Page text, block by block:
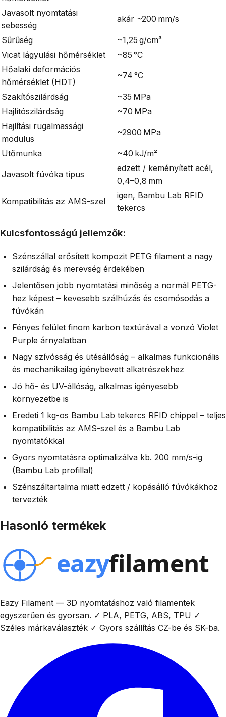
Javasolt nyomtatási
sebesség
akár ~200 mm/s
Sűrűség
~1,25 g/cm³
Vicat lágyulási hőmérséklet
~85 °C
Hőalaki deformációs
hőmérséklet (HDT)
~74 °C
Szakítószilárdság
~35 MPa
Hajlítószilárdság
~70 MPa
Hajlítási rugalmassági
modulus
~2900 MPa
Ütőmunka ~40 kJ/m²
Javasolt fúvóka típus
edzett / keményített acél,
0,4–0,8 mm
Kompatibilitás az AMS-szel
igen, Bambu Lab RFID
tekercs
Kulcsfontosságú jellemzők:
Szénszállal erősített kompozit PETG filament a nagy
szilárdság és merevség érdekében
Jelentősen jobb nyomtatási minőség a normál PETG-
hez képest – kevesebb szálhúzás és csomósodás a
fúvókán
Fényes felület finom karbon textúrával a vonzó Violet
Purple árnyalatban
Nagy szívósság és ütésállóság – alkalmas funkcionális
és mechanikailag igénybevett alkatrészekhez
Jó hő- és UV-állóság, alkalmas igényesebb
környezetbe is
Eredeti 1 kg-os Bambu Lab tekercs RFID chippel – teljes
kompatibilitás az AMS-szel és a Bambu Lab
nyomtatókkal
Gyors nyomtatásra optimalizálva kb. 200 mm/s-ig
(Bambu Lab profillal)
Szénszáltartalma miatt edzett / kopásálló fúvókákhoz
tervezték
Hasonló termékek
Eazy Filament — 3D nyomtatáshoz való filamentek
egyszerűen és gyorsan. ✓ PLA, PETG, ABS, TPU ✓
Széles márkaválaszték ✓ Gyors szállítás CZ-be és SK-ba.